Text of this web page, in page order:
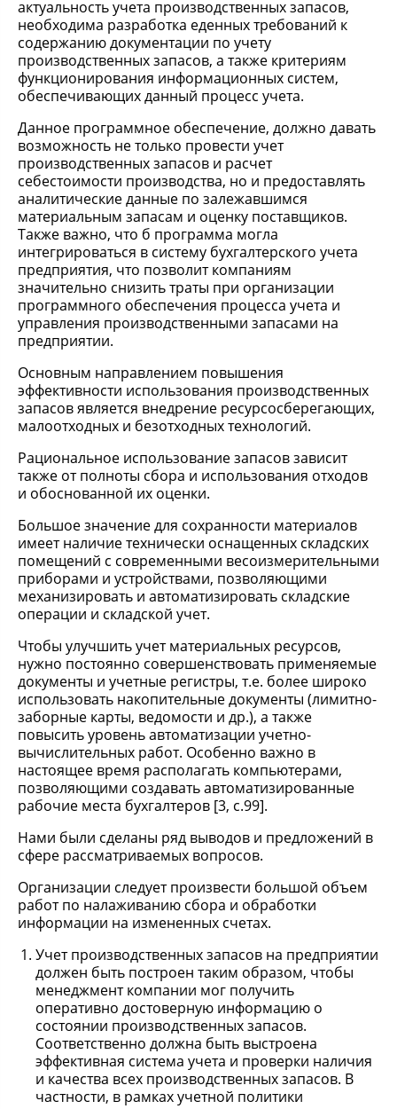
актуальность учета производственных запасов,
необходима разработка еденных требований к
содержанию документации по учету
производственных запасов, а также критериям
функционирования информационных систем,
обеспечивающих данный процесс учета.
Данное программное обеспечение, должно давать
возможность не только провести учет
производственных запасов и расчет
себестоимости производства, но и предоставлять
аналитические данные по залежавшимся
материальным запасам и оценку поставщиков.
Также важно, что б программа могла
интегрироваться в систему бухгалтерского учета
предприятия, что позволит компаниям
значительно снизить траты при организации
программного обеспечения процесса учета и
управления производственными запасами на
предприятии.
Основным направлением повышения
эффективности использования производственных
запасов является внедрение ресурсосберегающих,
малоотходных и безотходных технологий.
Рациональное использование запасов зависит
также от полноты сбора и использования отходов
и обоснованной их оценки.
Большое значение для сохранности материалов
имеет наличие технически оснащенных складских
помещений с современными весоизмерительными
приборами и устройствами, позволяющими
механизировать и автоматизировать складские
операции и складской учет.
Чтобы улучшить учет материальных ресурсов,
нужно постоянно совершенствовать применяемые
документы и учетные регистры, т.е. более широко
использовать накопительные документы (лимитно-
заборные карты, ведомости и др.), а также
повысить уровень автоматизации учетно-
вычислительных работ. Особенно важно в
настоящее время располагать компьютерами,
позволяющими создавать автоматизированные
рабочие места бухгалтеров [3, с.99].
Нами были сделаны ряд выводов и предложений в
сфере рассматриваемых вопросов.
Организации следует произвести большой объем
работ по налаживанию сбора и обработки
информации на измененных счетах.
Учет производственных запасов на предприятии
должен быть построен таким образом, чтобы
менеджмент компании мог получить
оперативно достоверную информацию о
состоянии производственных запасов.
Соответственно должна быть выстроена
эффективная система учета и проверки наличия
и качества всех производственных запасов. В
частности, в рамках учетной политики